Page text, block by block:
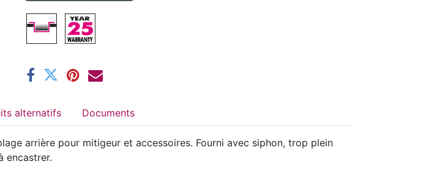
Produits alternatifs Documents
arrière pour mitigeur et accessoires. Fourni avec siphon, trop plein
encastrer.